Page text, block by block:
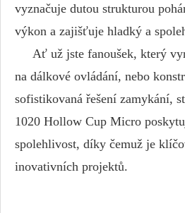
vyznačuje dutou strukturou
výkon a zajišťuje hladký a
Ať už jste fanoušek, který
na dálkové ovládání, nebo
sofistikovaná řešení zamykání,
1020 Hollow Cup Micro
spolehlivost, díky čemuž je
inovativních projektů.